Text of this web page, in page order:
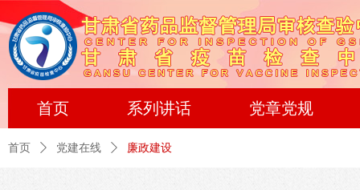
首页 系列讲话 党章党规
首页 ꄲ 党建在线 ꄲ 廉政建设